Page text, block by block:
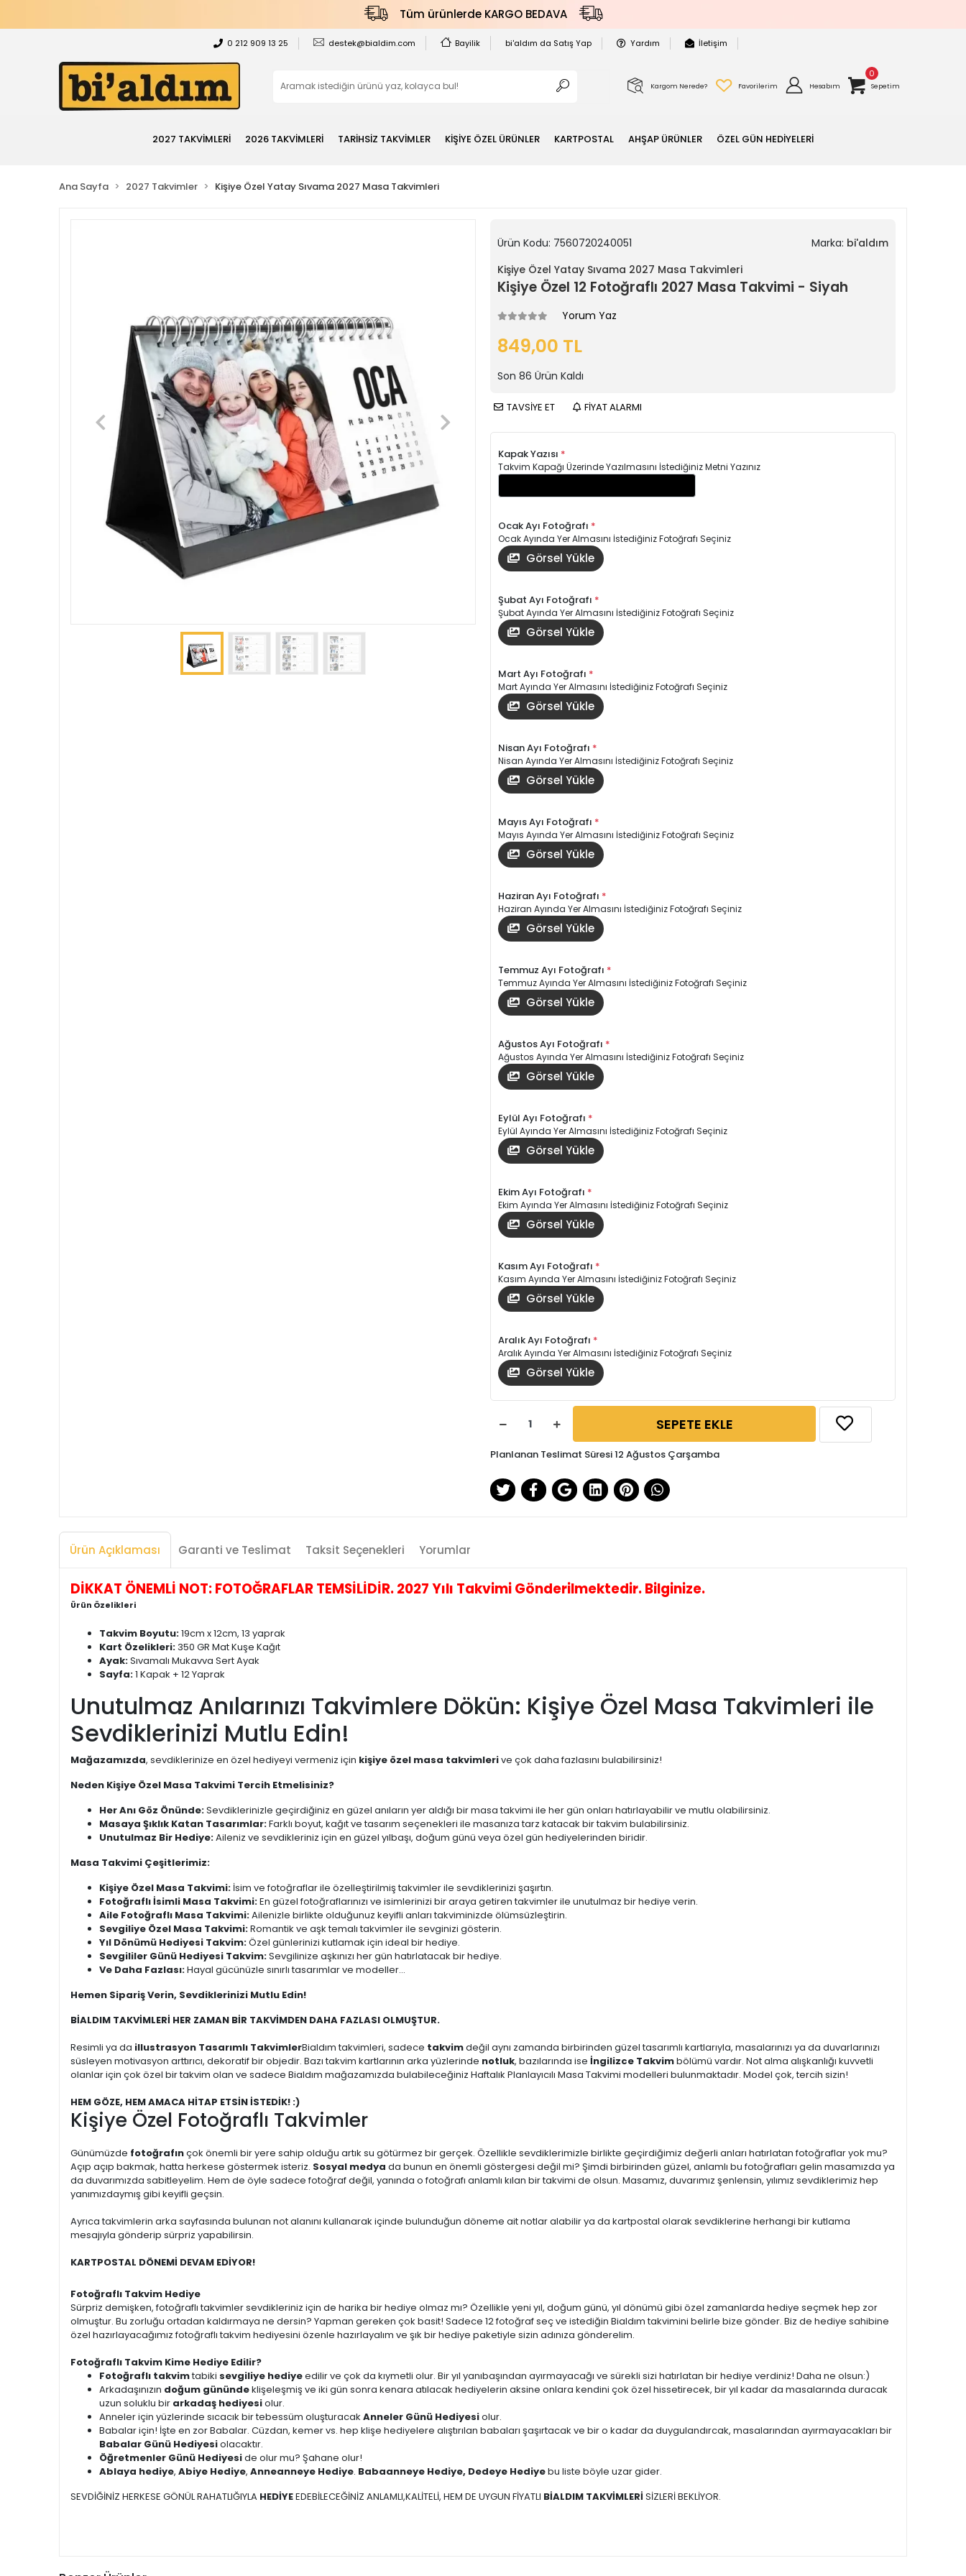
Tüm ürünlerde KARGO BEDAVA
0 212 909 13 25 destek@bialdim.com Bayilik bi'aldım da Satış Yap Yardım İletişim
Kargom Nerede? Favorilerim Hesabım
0
Sepetim
2027 TAKVİMLERİ 2026 TAKVİMLERİ TARİHSİZ TAKVİMLER KİŞİYE ÖZEL ÜRÜNLER KARTPOSTAL AHŞAP ÜRÜNLER ÖZEL GÜN HEDİYELERİ
Ana Sayfa 2027 Takvimler Kişiye Özel Yatay Sıvama 2027 Masa Takvimleri
Ürün Kodu: 7560720240051 Marka: bi'aldım
Kişiye Özel Yatay Sıvama 2027 Masa Takvimleri
Kişiye Özel 12 Fotoğraflı 2027 Masa Takvimi - Siyah
Yorum Yaz
849,00 TL
Son 86 Ürün Kaldı
TAVSİYE ET FİYAT ALARMI
Kapak Yazısı *
Takvim Kapağı Üzerinde Yazılmasını İstediğiniz Metni Yazınız
Ocak Ayı Fotoğrafı *
Ocak Ayında Yer Almasını İstediğiniz Fotoğrafı Seçiniz
Görsel Yükle
Şubat Ayı Fotoğrafı *
Şubat Ayında Yer Almasını İstediğiniz Fotoğrafı Seçiniz
Görsel Yükle
Mart Ayı Fotoğrafı *
Mart Ayında Yer Almasını İstediğiniz Fotoğrafı Seçiniz
Görsel Yükle
Nisan Ayı Fotoğrafı *
Nisan Ayında Yer Almasını İstediğiniz Fotoğrafı Seçiniz
Görsel Yükle
Mayıs Ayı Fotoğrafı *
Mayıs Ayında Yer Almasını İstediğiniz Fotoğrafı Seçiniz
Görsel Yükle
Haziran Ayı Fotoğrafı *
Haziran Ayında Yer Almasını İstediğiniz Fotoğrafı Seçiniz
Görsel Yükle
Temmuz Ayı Fotoğrafı *
Temmuz Ayında Yer Almasını İstediğiniz Fotoğrafı Seçiniz
Görsel Yükle
Ağustos Ayı Fotoğrafı *
Ağustos Ayında Yer Almasını İstediğiniz Fotoğrafı Seçiniz
Görsel Yükle
Eylül Ayı Fotoğrafı *
Eylül Ayında Yer Almasını İstediğiniz Fotoğrafı Seçiniz
Görsel Yükle
Ekim Ayı Fotoğrafı *
Ekim Ayında Yer Almasını İstediğiniz Fotoğrafı Seçiniz
Görsel Yükle
Kasım Ayı Fotoğrafı *
Kasım Ayında Yer Almasını İstediğiniz Fotoğrafı Seçiniz
Görsel Yükle
Aralık Ayı Fotoğrafı *
Aralık Ayında Yer Almasını İstediğiniz Fotoğrafı Seçiniz
Görsel Yükle
SEPETE EKLE
Planlanan Teslimat Süresi 12 Ağustos Çarşamba
Ürün Açıklaması Garanti ve Teslimat Taksit Seçenekleri Yorumlar
DİKKAT ÖNEMLİ NOT: FOTOĞRAFLAR TEMSİLİDİR. 2027 Yılı Takvimi Gönderilmektedir. Bilginize.
Ürün Özelikleri
Takvim Boyutu:19cm x 12cm, 13 yaprak
Kart Özelikleri:350 GR Mat Kuşe Kağıt
Ayak:Sıvamalı Mukavva Sert Ayak
Sayfa:1 Kapak + 12 Yaprak
Unutulmaz Anılarınızı Takvimlere Dökün: Kişiye Özel Masa Takvimleri ile
Sevdiklerinizi Mutlu Edin!
Mağazamızda, sevdiklerinize en özel hediyeyi vermeniz için kişiye özel masa takvimlerive çok daha fazlasını bulabilirsiniz!
Neden Kişiye Özel Masa Takvimi Tercih Etmelisiniz?
Her Anı Göz Önünde:Sevdiklerinizle geçirdiğiniz en güzel anıların yer aldığı bir masa takvimi ile her gün onları hatırlayabilir ve mutlu olabilirsiniz.
Masaya Şıklık Katan Tasarımlar:Farklı boyut, kağıt ve tasarım seçenekleri ile masanıza tarz katacak bir takvim bulabilirsiniz.
Unutulmaz Bir Hediye:Aileniz ve sevdikleriniz için en güzel yılbaşı, doğum günü veya özel gün hediyelerinden biridir.
Masa Takvimi Çeşitlerimiz:
Kişiye Özel Masa Takvimi: İsim ve fotoğraflar ile özelleştirilmiş takvimler ile sevdiklerinizi şaşırtın.
Fotoğraflı İsimli Masa Takvimi:En güzel fotoğraflarınızı ve isimlerinizi bir araya getiren takvimler ile unutulmaz bir hediye verin.
Aile Fotoğraflı Masa Takvimi:Ailenizle birlikte olduğunuz keyifli anları takviminizde ölümsüzleştirin.
Sevgiliye Özel Masa Takvimi:Romantik ve aşk temalı takvimler ile sevginizi gösterin.
Yıl Dönümü Hediyesi Takvim:Özel günlerinizi kutlamak için ideal bir hediye.
Sevgililer Günü Hediyesi Takvim:Sevgilinize aşkınızı her gün hatırlatacak bir hediye.
Ve Daha Fazlası:Hayal gücünüzle sınırlı tasarımlar ve modeller...
Hemen Sipariş Verin, Sevdiklerinizi Mutlu Edin!
BİALDIM TAKVİMLERİ HER ZAMAN BİR TAKVİMDEN DAHA FAZLASI OLMUŞTUR.
Resimli ya da illustrasyon Tasarımlı TakvimlerBialdım takvimleri, sadece takvimdeğil aynı zamanda birbirinden güzel tasarımlı kartlarıyla, masalarınızı ya da duvarlarınızı
süsleyen motivasyon arttırıcı, dekoratif bir objedir. Bazı takvim kartlarının arka yüzlerinde notluk, bazılarında ise İngilizce Takvimbölümü vardır. Not alma alışkanlığı kuvvetli
olanlar için çok özel bir takvim olan ve sadece Bialdım mağazamızda bulabileceğiniz Haftalık Planlayıcılı Masa Takvimi modelleri bulunmaktadır. Model çok, tercih sizin!
HEM GÖZE, HEM AMACA HİTAP ETSİN İSTEDİK! :)
Kişiye Özel Fotoğraflı Takvimler
Günümüzde fotoğrafınçok önemli bir yere sahip olduğu artık su götürmez bir gerçek. Özellikle sevdiklerimizle birlikte geçirdiğimiz değerli anları hatırlatan fotoğraflar yok mu?
Açıp açıp bakmak, hatta herkese göstermek isteriz. Sosyal medya da bunun en önemli göstergesi değil mi? Şimdi birbirinden güzel, anlamlı bu fotoğrafları gelin masamızda ya
da duvarımızda sabitleyelim. Hem de öyle sadece fotoğraf değil, yanında o fotoğrafı anlamlı kılan bir takvimi de olsun. Masamız, duvarımız şenlensin, yılımız sevdiklerimiz hep
yanımızdaymış gibi keyifli geçsin.
Ayrıca takvimlerin arka sayfasında bulunan not alanını kullanarak içinde bulunduğun döneme ait notlar alabilir ya da kartpostal olarak sevdiklerine herhangi bir kutlama
mesajıyla gönderip sürpriz yapabilirsin.
KARTPOSTAL DÖNEMİ DEVAM EDİYOR!
Fotoğraflı Takvim Hediye
Sürpriz demişken, fotoğraflı takvimler sevdikleriniz için de harika bir hediye olmaz mı? Özellikle yeni yıl, doğum günü, yıl dönümü gibi özel zamanlarda hediye seçmek hep zor
olmuştur. Bu zorluğu ortadan kaldırmaya ne dersin? Yapman gereken çok basit! Sadece 12 fotoğraf seç ve istediğin Bialdım takvimini belirle bize gönder. Biz de hediye sahibine
özel hazırlayacağımız fotoğraflı takvim hediyesini özenle hazırlayalım ve şık bir hediye paketiyle sizin adınıza gönderelim.
Fotoğraflı Takvim Kime Hediye Edilir?
Fotoğraflı takvimtabiki sevgiliye hediyeedilir ve çok da kıymetli olur. Bir yıl yanıbaşından ayırmayacağı ve sürekli sizi hatırlatan bir hediye verdiniz! Daha ne olsun:)
Arkadaşınızın doğum günündeklişeleşmiş ve iki gün sonra kenara atılacak hediyelerin aksine onlara kendini çok özel hissetirecek, bir yıl kadar da masalarında duracak
uzun soluklu bir arkadaş hediyesiolur.
Anneler için yüzlerinde sıcacık bir tebessüm oluşturacak Anneler Günü Hediyesiolur.
Babalar için! İşte en zor Babalar. Cüzdan, kemer vs. hep klişe hediyelere alıştırılan babaları şaşırtacak ve bir o kadar da duygulandırcak, masalarından ayırmayacakları bir
Babalar Günü Hediyesiolacaktır.
Öğretmenler Günü Hediyeside olur mu? Şahane olur!
Ablaya hediye, Abiye Hediye, Anneanneye Hediye. Babaanneye Hediye, Dedeye Hediyebu liste böyle uzar gider.
SEVDİĞİNİZ HERKESE GÖNÜL RAHATLIĞIYLA HEDİYEEDEBİLECEĞİNİZ ANLAMLI,KALİTELİ, HEM DE UYGUN FİYATLI BİALDIM TAKVİMLERİ SİZLERİ BEKLİYOR.